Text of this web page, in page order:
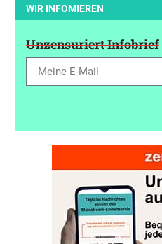
WIR INFOMIEREN
Unzensuriert Infobrief